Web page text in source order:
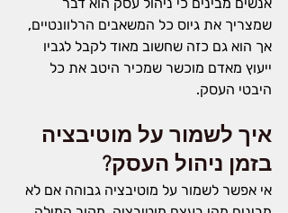
שמצריך את גיוס כל המשאבים הרלוונטיים,
אך הוא גם כזה שחשוב מאוד לקבל לגביו
ייעוץ מאדם מוכשר שמכיר היטב את כל
היבטי העסק.
איך לשמור על מוטיבציה
בזמן ניהול העסק?
אי אפשר לשמור על מוטיבציה גבוהה אם לא